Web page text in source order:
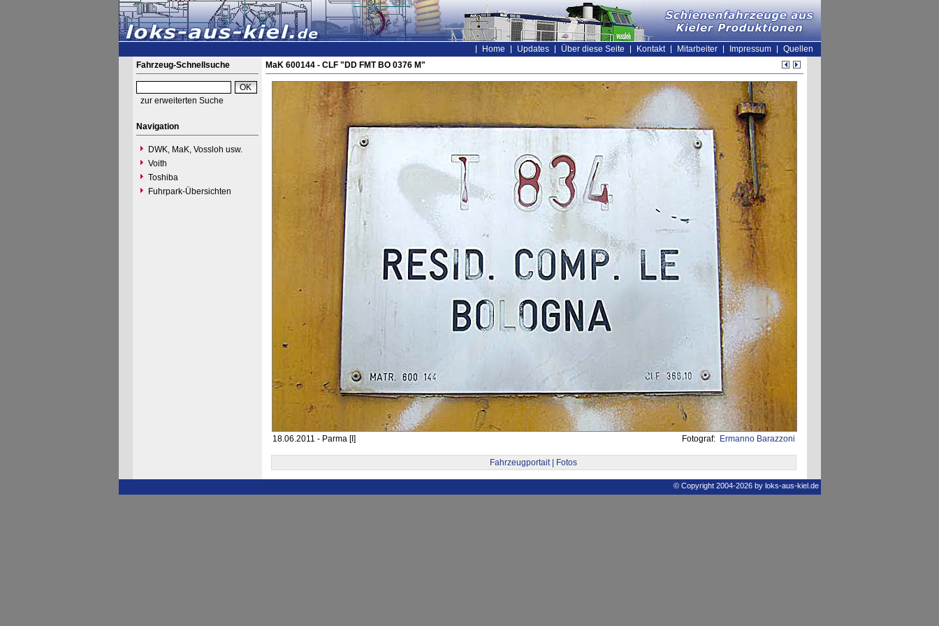
Home Updates Über diese Seite Kontakt Mitarbeiter Impressum
Quellen
Fahrzeug-Schnellsuche
zur erweiterten Suche
Navigation
DWK, MaK, Vossloh usw.
Voith
Toshiba
Fuhrpark-Übersichten
MaK 600144 - CLF "DD FMT BO 0376 M"
18.06.2011 - Parma [I] Fotograf: Ermanno Barazzoni
Fahrzeugportait | Fotos
© Copyright 2004-2026 by loks-aus-kiel.de